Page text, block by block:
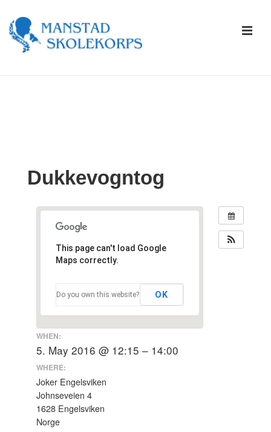
Skip
Dukkevogntog
This page can't load Google
Maps correctly.
Do you own this website? OK
WHEN:
5. May 2016 @ 12:15 – 14:00
WHERE:
Joker Engelsviken
Johnseveien 4
1628 Engelsviken
Norge